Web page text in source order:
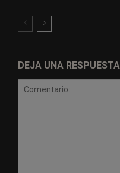
DEJA UNA RESPUESTA